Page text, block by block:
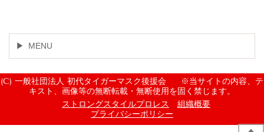
MENU
(C) 一般社団法人 初代タイガーマスク後援会 ※当サイトの内容、テ
キスト、画像等の無断転載・無断使用を固く禁じます。
ストロングスタイルプロレス
組織概要
プライバシーポリシー